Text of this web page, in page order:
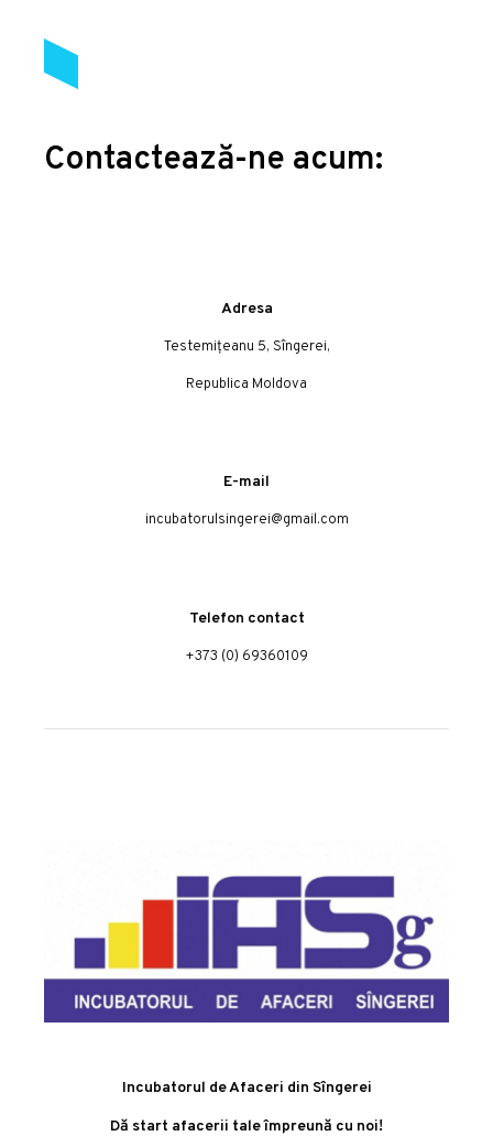
Contactează-ne acum:
Adresa
Testemițeanu 5, Sîngerei,
Republica Moldova
E-mail
incubatorulsingerei@gmail.com
Telefon contact
+373 (0) 69360109
Incubatorul de Afaceri din Sîngerei
Dă start afacerii tale împreună cu noi!